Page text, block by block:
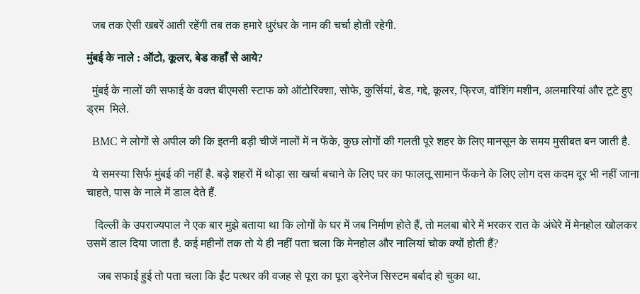
जब तक ऐसी खबरें आती रहेंगी तब तक हमारे धुरंधर के नाम की चर्चा होती रहेगी.
मुंबई के नाले : ऑटो, कूलर, बेड कहाँ से आये?
मुंबई के नालों की सफाई के वक्त बीएमसी स्टाफ को ऑटोरिक्शा, सोफे, कुर्सियां, बेड, गद्दे, कूलर, फ्रिज, वॉशिंग मशीन, अलमारियां और टूटे हुए
ड्रम मिले.
BMC ने लोगों से अपील की कि इतनी बड़ी चीजें नालों में न फेंके, कुछ लोगों की गलती पूरे शहर के लिए मानसून के समय मुसीबत बन जाती है.
ये समस्या सिर्फ मुंबई की नहीं है. बड़े शहरों में थोड़ा सा खर्चा बचाने के लिए घर का फालतू सामान फेंकने के लिए लोग दस कदम दूर भी नहीं जाना
चाहते, पास के नाले में डाल देते हैं.
दिल्ली के उपराज्यपाल ने एक बार मुझे बताया था कि लोगों के घर में जब निर्माण होते हैं, तो मलबा बोरे में भरकर रात के अंधेरे में मेनहोल खोलकर
उसमें डाल दिया जाता है. कई महीनों तक तो ये ही नहीं पता चला कि मेनहोल और नालियां चोक क्यों होती हैं?
जब सफाई हुई तो पता चला कि ईंट पत्थर की वजह से पूरा का पूरा ड्रेनेज सिस्टम बर्बाद हो चुका था.